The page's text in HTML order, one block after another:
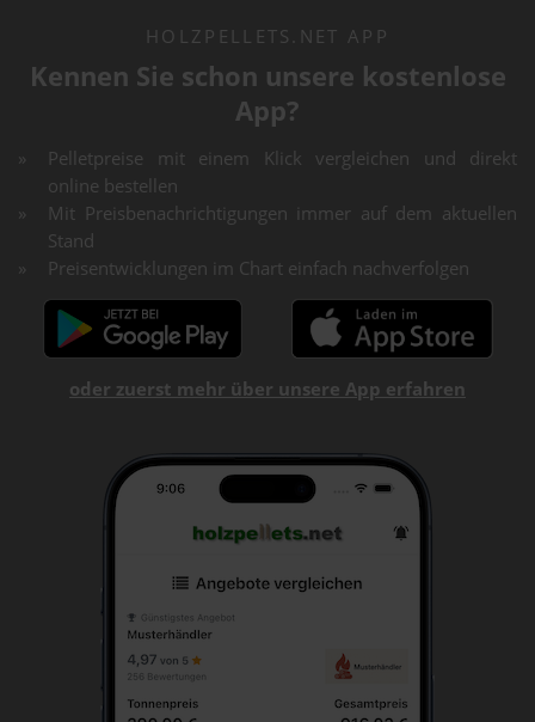
HOLZPELLETS.NET APP
Kennen Sie schon unsere kostenlose
App?
Pelletpreise mit einem Klick vergleichen und direkt
online bestellen
Mit Preisbenachrichtigungen immer auf dem aktuellen
Stand
Preisentwicklungen im Chart einfach nachverfolgen
oder zuerst mehr über unsere App erfahren